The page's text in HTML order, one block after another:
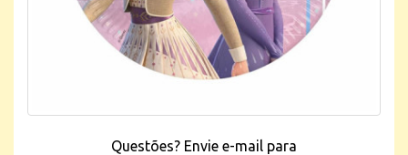
Questões? Envie e-mail para